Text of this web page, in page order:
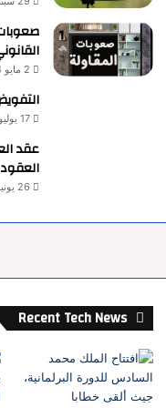
2 مايو 2024
17 يوليو 2024
عقد
26 يونيو 2024
Recent Tech News